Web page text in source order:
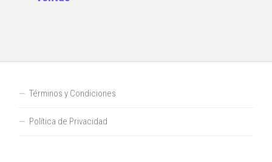
Términos y Condiciones
Política de Privacidad